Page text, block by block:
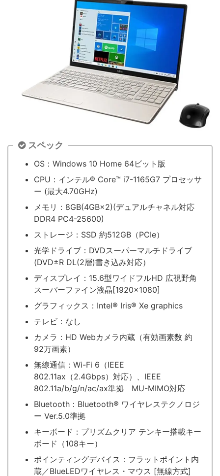
スペック
OS：Windows 10 Home 64ビット版
CPU：インテル® Core™ i7-1165G7 プロセッサ
ー (最大4.70GHz)
メモリ：8GB(4GB×2)(デュアルチャネル対応
DDR4 PC4-25600)
ストレージ：SSD 約512GB（PCIe）
光学ドライブ：DVDスーパーマルチドライブ
(DVD±R DL(2層)書き込み対応）
ディスプレイ：15.6型ワイドフルHD 広視野角
スーパーファイン液晶[1920×1080]
グラフィックス：Intel® Iris® Xe graphics
テレビ：なし
カメラ：HD Webカメラ内蔵（有効画素数 約
92万画素）
無線通信：Wi-Fi 6（IEEE
802.11ax（2.4Gbps）対応）、IEEE
802.11a/b/g/n/ac/ax準拠 MU-MIMO対応
Bluetooth：Bluetooth® ワイヤレステクノロジ
ー Ver.5.0準拠
キーボード：プリズムクリア テンキー搭載キー
ボード（108キー）
ポインティングデバイス：フラットポイント内
蔵／BlueLEDワイヤレス・マウス [無線方式]